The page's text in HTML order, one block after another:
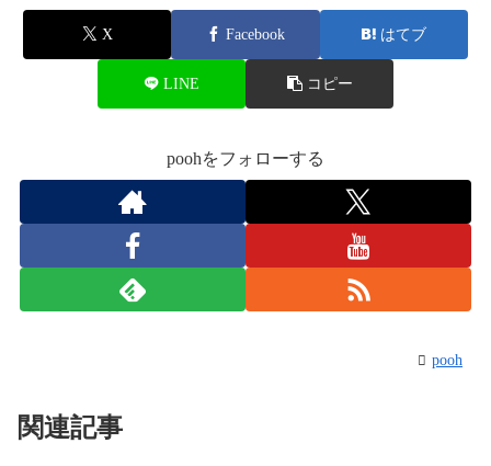
X Facebook はてブ
LINE コピー
poohをフォローする
pooh
関連記事